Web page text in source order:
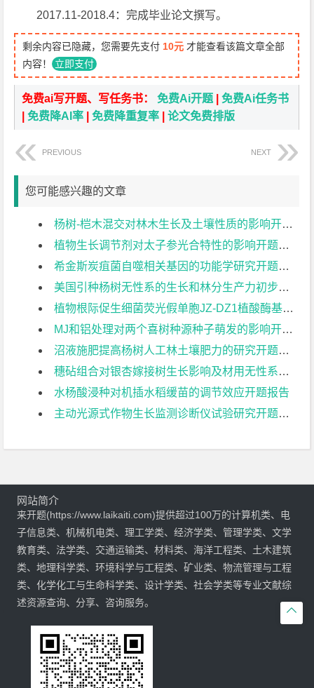
2017.11-2018.4：完成毕业论文撰写。
剩余内容已隐藏，您需要先支付 10元 才能查看该篇文章全部
内容！ 立即支付
免费ai写开题、写任务书：免费Ai开题 |免费Ai任务书
|免费降AI率 |免费降重复率 |论文免费排版
PREVIOUS NEXT
您可能感兴趣的文章
杨树-桤木混交对林木生长及土壤性质的影响开题报告
植物生长调节剂对太子参光合特性的影响开题报告
希金斯炭疽菌自噬相关基因的功能学研究开题报告
美国引种杨树无性系的生长和林分生产力初步比较开题报告
植物根际促生细菌荧光假单胞JZ-DZ1植酸酶基因的原核表达开题报告
MJ和铝处理对两个喜树种源种子萌发的影响开题报告
沼液施肥提高杨树人工林土壤肥力的研究开题报告
穗砧组合对银杏嫁接树生长影响及材用无性系初选开题报告
水杨酸浸种对机插水稻缓苗的调节效应开题报告
主动光源式作物生长监测诊断仪试验研究开题报告

网站简介
来开题(https://www.laikaiti.com)提供超过100万的计算机类、电
子信息类、机械机电类、理工学类、经济学类、管理学类、文学
教育类、法学类、交通运输类、材料类、海洋工程类、土木建筑
类、地理科学类、环境科学与工程类、矿业类、物流管理与工程
类、化学化工与生命科学类、设计学类、社会学类等专业文献综
述资源查询、分享、咨询服务。